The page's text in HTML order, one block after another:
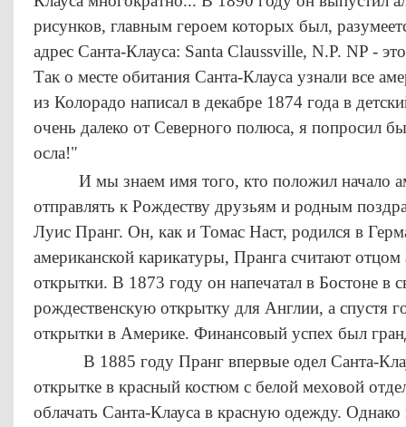
рисунков, главным героем которых был,
адрес Санта-Клауса: Santa Claussville, N.P. NP -
Так о месте обитания Санта-Клауса узнали все
из Колорадо написал в декабре 1874 года в
очень далеко от Северного полюса, я попросил
осла!"
И мы знаем имя того, кто положил начало
отправлять к Рождеству друзьям и родным
Луис Пранг. Он, как и Томас Наст, родился в
американской карикатуры, Пранга считают отцом
открытки. В 1873 году он напечатал в Бостоне в
рождественскую открытку для Англии, а спустя
открытки в Америке. Финансовый успех был
В 1885 году Пранг впервые одел Санта-
открытке в красный костюм с белой меховой
облачать Санта-Клауса в красную одежду.